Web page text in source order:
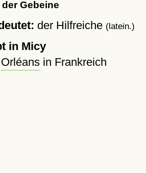
Gebeine
der Hilfreiche (latein.)
in Micy
Orléansin Frankreich